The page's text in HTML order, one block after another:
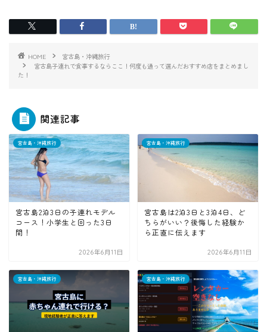
HOME
宮古島・沖縄旅行
宮古島子連れで食事するならここ！何度も通って選んだおすすめ店をまとめまし
た！
関連記事
宮古島・沖縄旅行
宮古島2泊3日の子連れモデル
コース！小学生と回った3日
間！
2026年6月11日
宮古島・沖縄旅行
宮古島は2泊3日と3泊4日、ど
ちらがいい？後悔した経験か
ら正直に伝えます
2026年6月11日
宮古島・沖縄旅行 宮古島・沖縄旅行